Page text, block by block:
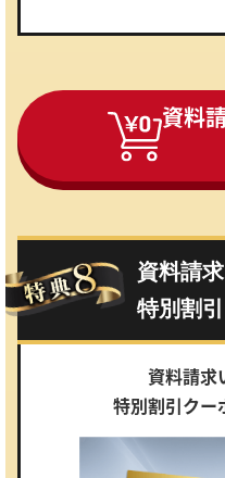
資料
資料請
特別割
資料請求
特別割引クー